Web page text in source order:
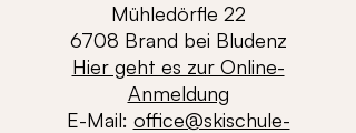
Mühledörfle 22
6708 Brand bei Bludenz
Hier geht es zur Online-
Anmeldung
E-Mail: office@skischule-